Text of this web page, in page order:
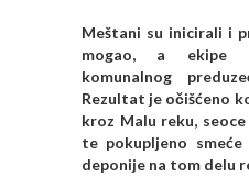
Meštani su inicirali i
mogao, a ekipe
komunalnog
Rezultat je očišćeno
kroz Malu reku,
te pokupljeno
deponije na tom delu